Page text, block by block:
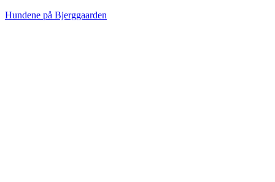
Hundene på Bjerggaarden